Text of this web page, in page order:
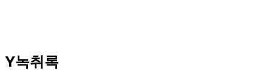
Y녹취록